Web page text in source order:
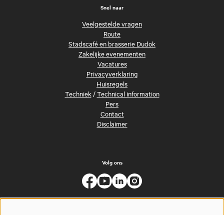
Snel naar
Veelgestelde vragen
Route
Stadscafé en brasserie Dudok
Zakelijke evenementen
Vacatures
Privacyverklaring
Huisregels
Techniek/Technical information
Pers
Contact
Disclaimer
Volg ons